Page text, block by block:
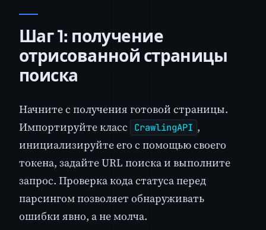
Шаг 1: получение
отрисованной страницы
поиска
Начните с получения готовой страницы.
Импортируйте класс
CrawlingAPI ,
инициализируйте его с помощью своего
токена, задайте URL поиска и выполните
запрос. Проверка кода статуса перед
парсингом позволяет обнаруживать
ошибки явно, а не молча.